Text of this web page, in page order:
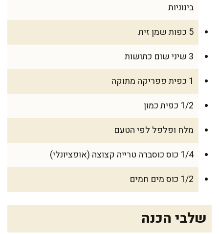
בינוניות
5 כפות שמן זית
3 שיני שום כתושות
1 כפית פפריקה מתוקה
1/2 כפית כמון
מלח ופלפל לפי הטעם
1/4 כוס כוסברה טרייה קצוצה (אופציונלי)
1/2 כוס מים חמים
שלבי הכנה